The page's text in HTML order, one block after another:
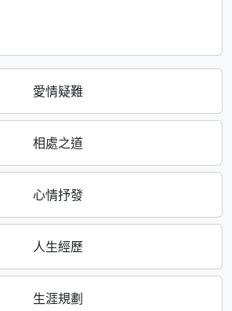
愛情疑難
相處之道
心情抒發
人生經歷
生涯規劃